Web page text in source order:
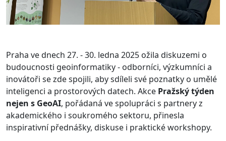
Praha ve dnech 27. - 30. ledna 2025 ožila diskuzemi o
budoucnosti geoinformatiky - odborníci, výzkumníci a
inovátoři se zde spojili, aby sdíleli své poznatky o umělé
inteligenci a prostorových datech. Akce Pražský týden
nejen s GeoAI, pořádaná ve spolupráci s partnery z
akademického i soukromého sektoru, přinesla
inspirativní přednášky, diskuse i praktické workshopy.